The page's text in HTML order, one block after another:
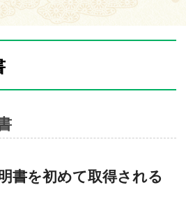
書を初めて取得される